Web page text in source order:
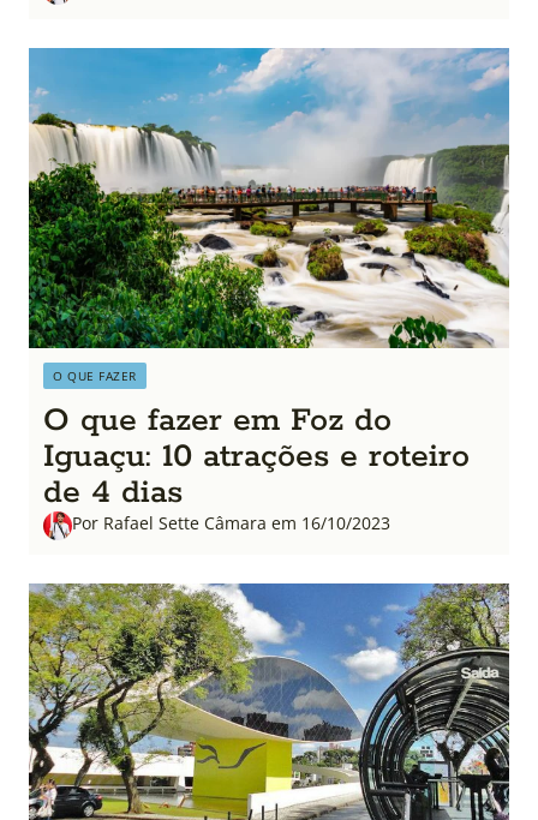
O QUE FAZER
O que fazer em Foz do
Iguaçu: 10 atrações e roteiro
de 4 dias
Por Rafael Sette Câmara em 16/10/2023